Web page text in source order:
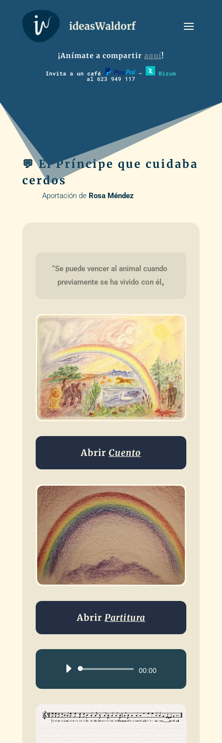
¡Anímate a compartir aquí!
Invita a un café – Bizum
al 623 949 117
💬 El Príncipe que cuidaba
cerdos
Aportación de Rosa Méndez
“Se puede vencer al animal cuando
previamente se ha vivido con él„
Abrir Cuento
Abrir Partitura
Reproductor00:00